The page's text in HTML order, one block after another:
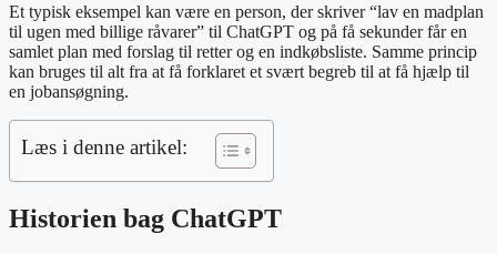
Et typisk eksempel kan være en person, der skriver “lav en madplan
til ugen med billige råvarer” til ChatGPT og på få sekunder får en
samlet plan med forslag til retter og en indkøbsliste. Samme princip
kan bruges til alt fra at få forklaret et svært begreb til at få hjælp til
en jobansøgning.
Læs i denne artikel:
Historien bag ChatGPT